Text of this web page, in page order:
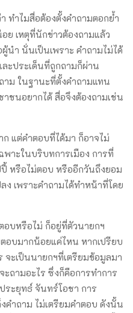
ทำไมสื่อต้องตั้งคำถามตอกย้ำ
ย เหตุที่นักข่าวต้องถามแล้ว
นำ นั่นเป็นเพราะ คำถามไม่ได้
ะประเด็นที่ถูกถามก็ผ่าน
าม ในฐานะที่ตั้งคำถามแทน
ชนอยากได้ สื่อจึงต้องถามเช่น
แต่คำตอบที่ได้มา ก็อาจไม่
พาะในบริบทการเมือง การที่
หรือไม่ตอบ หรืออีกวันถึงยอม
ง เพราะคำถามได้ทำหน้าที่โดย
อบหรือไม่ ก็อยู่ที่ตัวนายกฯ
อบมากน้อยแค่ไหน หากเปรียบ
ะเป็นนายกฯที่เตรียมข้อมูลมา
ถามอะไร ซึ่งก็คือการทำการ
ะยุทธ์ จันทร์โอชา การ
คำถาม ไม่เตรียมคำตอบ ดังนั้น